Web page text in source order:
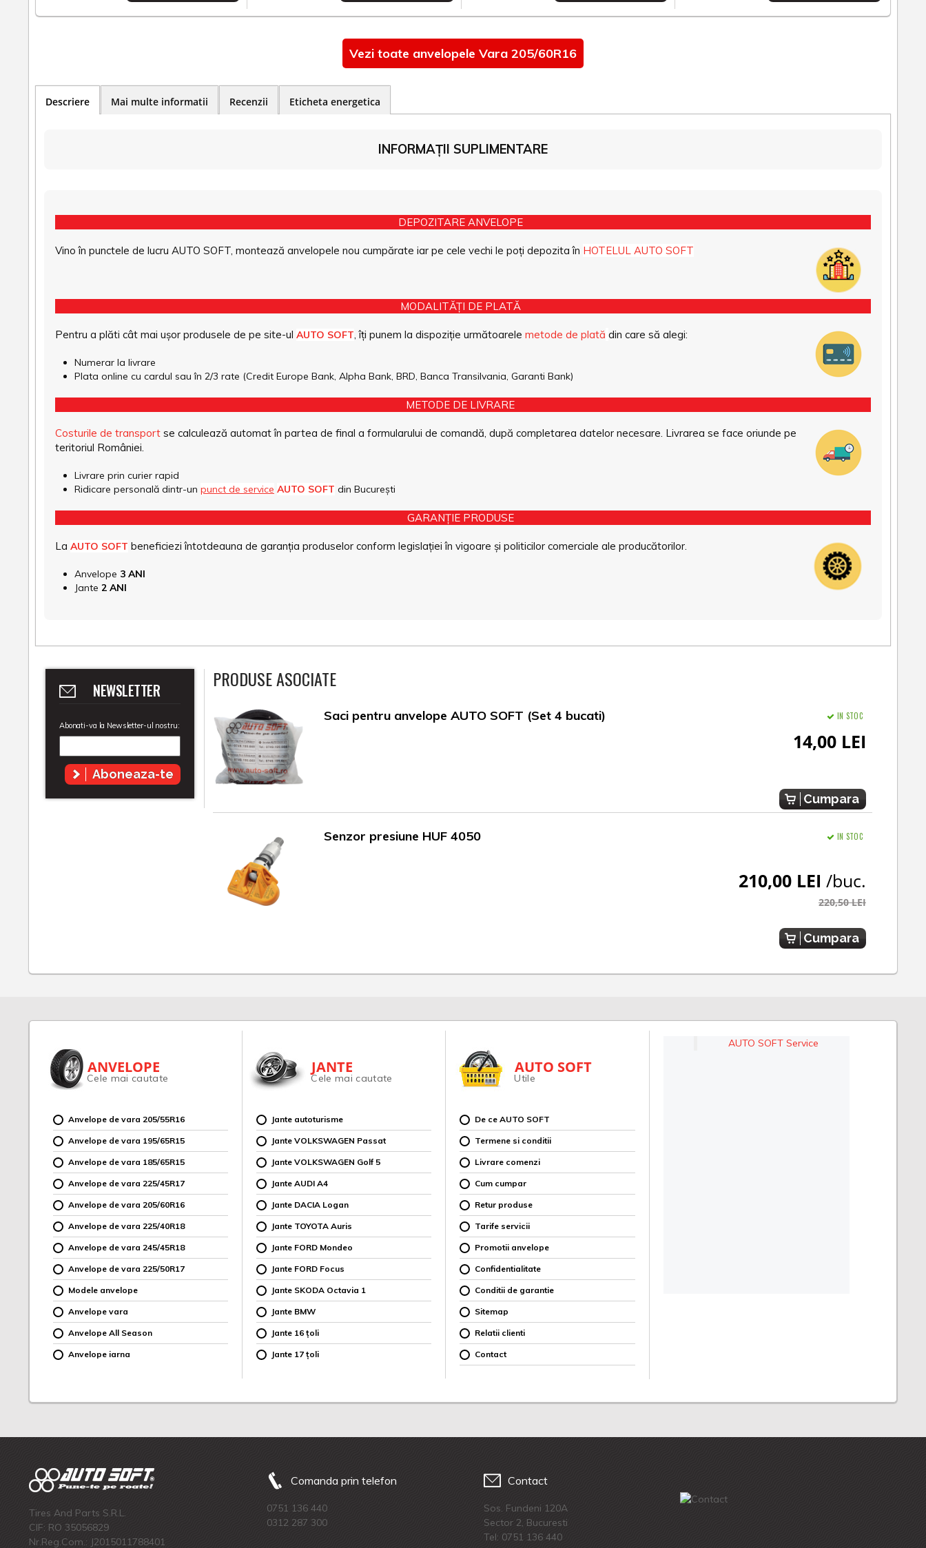
Vezi toate anvelopele Vara 205/60R16
Descriere Mai multe informatii Recenzii Eticheta energetica
INFORMAȚII SUPLIMENTARE
DEPOZITARE ANVELOPE
Vino în punctele de lucru AUTO SOFT, montează anvelopele nou cumpărate iar pe cele vechi le poți depozita în HOTELUL AUTO SOFT
MODALITĂȚI DE PLATĂ
Pentru a plăti cât mai ușor produsele de pe site-ul AUTO SOFT, îți punem la dispoziție următoarele metode de plată din care să alegi:
Numerar la livrare
Plata online cu cardul sau în 2/3 rate (Credit Europe Bank, Alpha Bank, BRD, Banca Transilvania, Garanti Bank)
METODE DE LIVRARE
Costurile de transport se calculează automat în partea de final a formularului de comandă, după completarea datelor necesare. Livrarea se face oriunde pe
teritoriul României.
Livrare prin curier rapid
Ridicare personală dintr-un punct de service AUTO SOFT din București
GARANȚIE PRODUSE
La AUTO SOFT beneficiezi întotdeauna de garanția produselor conform legislației în vigoare și politicilor comerciale ale producătorilor.
Anvelope 3 ANI
Jante 2 ANI
NEWSLETTER
Abonati-va la Newsletter-ul nostru:
Aboneaza-te
PRODUSE ASOCIATE
Saci pentru anvelope AUTO SOFT (Set 4 bucati) IN STOC
14,00 LEI
Cumpara
Senzor presiune HUF 4050 IN STOC
210,00 LEI /buc.
220,50 LEI
Cumpara
ANVELOPE
Cele mai cautate
Anvelope de vara 205/55R16
Anvelope de vara 195/65R15
Anvelope de vara 185/65R15
Anvelope de vara 225/45R17
Anvelope de vara 205/60R16
Anvelope de vara 225/40R18
Anvelope de vara 245/45R18
Anvelope de vara 225/50R17
Modele anvelope
Anvelope vara
Anvelope All Season
Anvelope iarna
JANTE
Cele mai cautate
Jante autoturisme
Jante VOLKSWAGEN Passat
Jante VOLKSWAGEN Golf 5
Jante AUDI A4
Jante DACIA Logan
Jante TOYOTA Auris
Jante FORD Mondeo
Jante FORD Focus
Jante SKODA Octavia 1
Jante BMW
Jante 16 țoli
Jante 17 țoli
AUTO SOFT
Utile
De ce AUTO SOFT
Termene si conditii
Livrare comenzi
Cum cumpar
Retur produse
Tarife servicii
Promotii anvelope
Confidentialitate
Conditii de garantie
Sitemap
Relatii clienti
Contact
AUTO SOFT Service
Tires And Parts S.R.L.
CIF: RO 35056829
Nr.Reg.Com.: J2015011788401
Comanda prin telefon
0751 136 440
0312 287 300
Contact
Sos. Fundeni 120A
Sector 2, Bucuresti
Tel: 0751 136 440